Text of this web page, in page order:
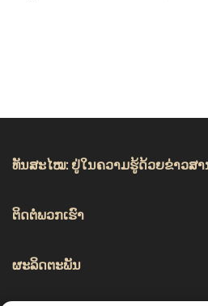
ທັນສະໄໝ: ຢູ່ໃນຄວາມຮູ້ດ້ວຍຂ່າວສາ
ຕິດຕໍ່ພວກເຮົາ
ຜະລິດຕະພັນ